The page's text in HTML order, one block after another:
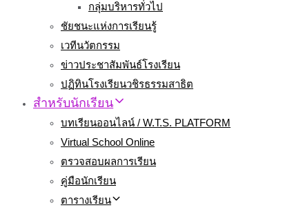
กลุ่มบริหารทั่วไป
ชัยชนะแห่งการเรียนรู้
เวทีนวัตกรรม
ข่าวประชาสัมพันธ์โรงเรียน
ปฏิทินโรงเรียนวชิรธรรมสาธิต
สำหรับนักเรียน
บทเรียนออนไลน์ / W.T.S. PLATFORM
Virtual School Online
ตรวจสอบผลการเรียน
คู่มือนักเรียน
ตารางเรียน